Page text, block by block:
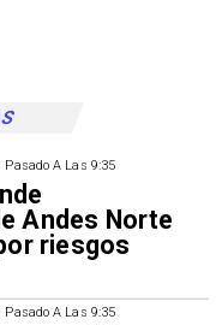
Pasado A Las 9:35
Andes Norte
riesgos
Pasado A Las 9:35